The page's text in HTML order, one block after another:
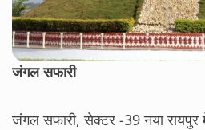
जंगल सफारी
जंगल सफारी, सेक्टर -39 नया